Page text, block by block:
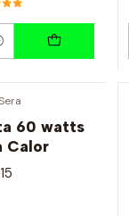
60 watts
Calor